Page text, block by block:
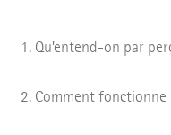
Qu’entend-on par
Comment fonctionne